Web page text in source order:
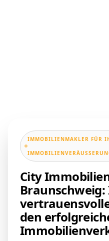
IMMOBILIENMAKLER FÜR
IMMOBILIENVERÄUSSERUNG
City
den